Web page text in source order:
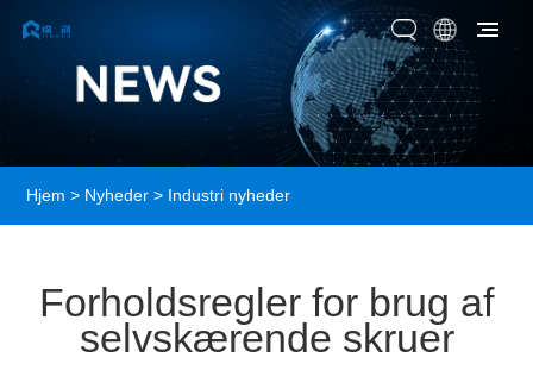
Hjem > Nyheder > Industri nyheder
Forholdsregler for brug af
selvskærende skruer